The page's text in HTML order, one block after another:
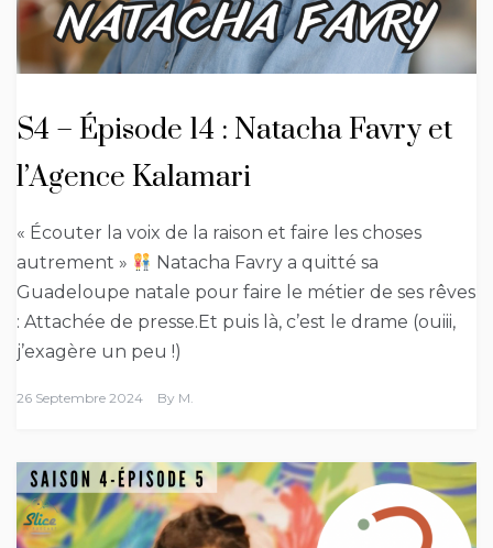
S4 – Épisode 14 : Natacha Favry et
l’Agence Kalamari
« Écouter la voix de la raison et faire les choses
autrement »
Natacha Favry a quitté sa
Guadeloupe natale pour faire le métier de ses rêves
: Attachée de presse.Et puis là, c’est le drame (ouiii,
j’exagère un peu !)
26 Septembre 2024 By M.